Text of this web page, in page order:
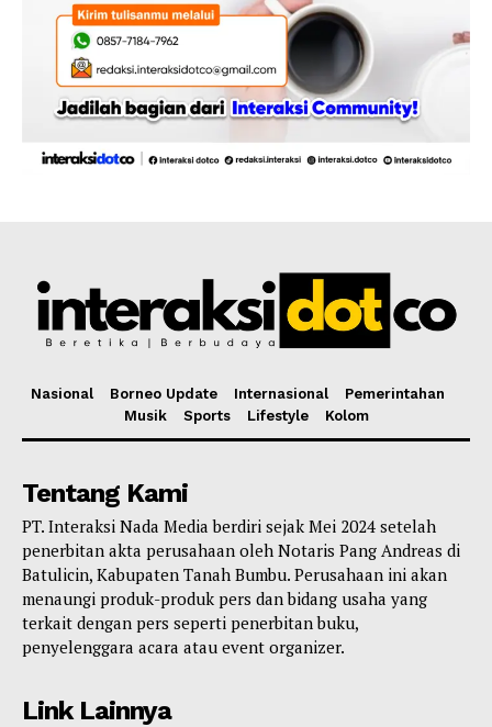
Nasional Borneo Update Internasional
Pemerintahan
Musik
Sports Lifestyle Kolom
Tentang Kami
PT. Interaksi Nada Media berdiri sejak Mei 2024 setelah
penerbitan akta perusahaan oleh Notaris Pang Andreas di
Batulicin, Kabupaten Tanah Bumbu. Perusahaan ini akan
menaungi produk-produk pers dan bidang usaha yang
terkait dengan pers seperti penerbitan buku,
penyelenggara acara atau event organizer.
Link Lainnya